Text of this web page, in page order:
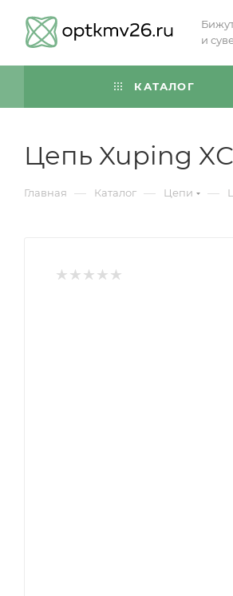
и
КАТАЛОГ
Цепь Xuping
Главная — Каталог — Цепи —